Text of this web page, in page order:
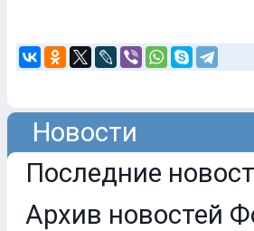
Новости
Последние
Архив новостей